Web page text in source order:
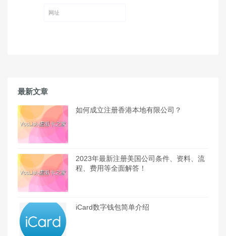
最新文章
如何成立注册香港本地有限公司？
2023年最新注册美国公司条件、资料、流
程、费用等全面解答！
iCard数字钱包简单介绍